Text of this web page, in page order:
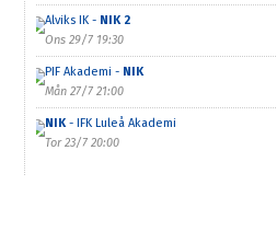
Alviks IK - NIK 2
Ons 29/7 19:30
PIF Akademi - NIK
Mån 27/7 21:00
NIK- IFK Luleå Akademi
Tor 23/7 20:00